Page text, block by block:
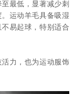
最低，显著减少刺
运动羊毛具备吸湿
易起球，特别适合
力，也为运动服饰